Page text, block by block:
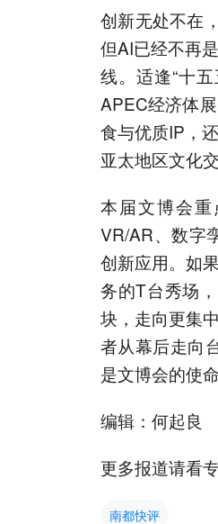
创新无处不在
但AI已经不再
线。适逢“十
APEC经济体
食与优质IP，
亚太地区文化
本届文博会
VR/AR、数字
创新应用。如
务的T台秀场
块，走向更集
者从幕后走向
是文博会的使命
编辑：何起良
更多报道请看
南都快评